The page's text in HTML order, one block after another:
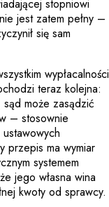
stopniowi
jest zatem pełny –
się sam
wypłacalności
teraz kolejna:
może zasądzić
– stosownie
przepis ma wymiar
systemem
jego własna wina
kwoty od sprawcy.